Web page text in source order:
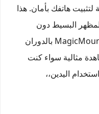
هاتفك بأمان. هذا
البسيط دون
التضحية بالوظائف. كما يسمح MagicMount Pro بالدوران
مشاهدة مثالية سواء كنت